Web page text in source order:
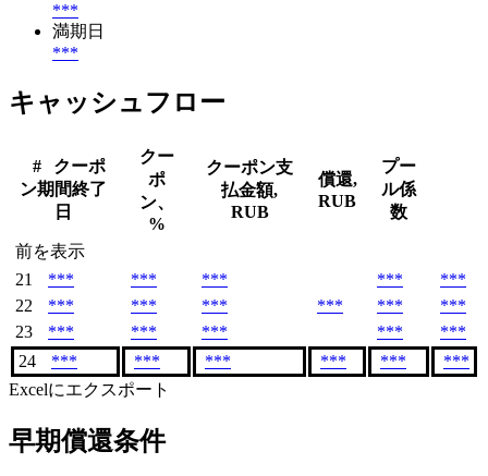
***
満期日
***
キャッシュフロー
#
クーポ
ン期間終了
日
クー
ポ
ン、
%
クーポン支
払金額,
RUB
償還,
RUB
プー
ル係
数
前を表示
21
*** *** *** ***
***
22
*** *** *** *** ***
***
23
*** *** *** ***
***
24
*** *** *** *** ***
***
Excelにエクスポート
早期償還条件